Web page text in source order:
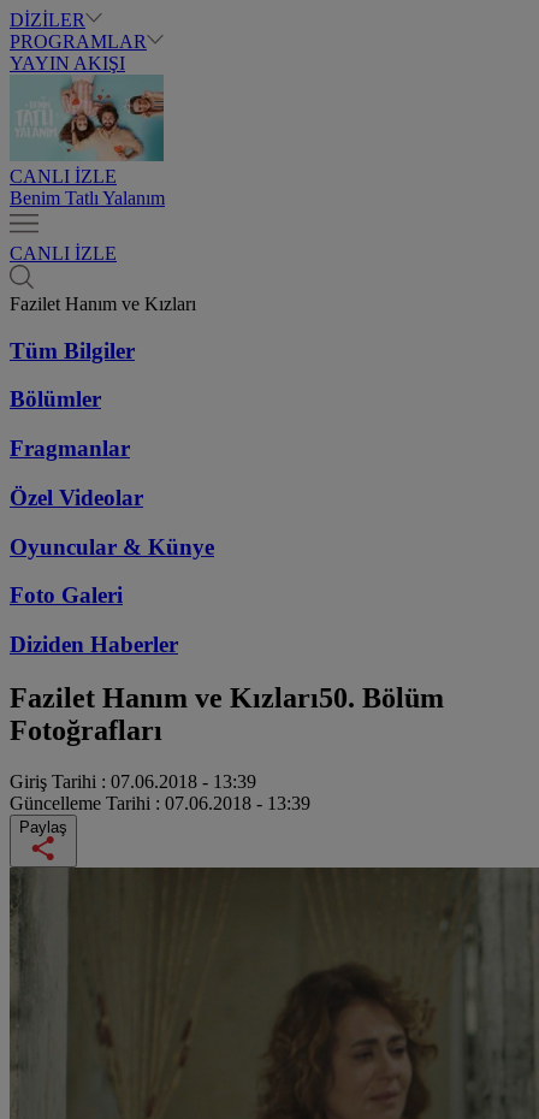
DİZİLER
PROGRAMLAR
YAYIN AKIŞI
CANLI İZLE
Benim Tatlı Yalanım
CANLI İZLE
Fazilet Hanım ve Kızları
Tüm Bilgiler
Bölümler
Fragmanlar
Özel Videolar
Oyuncular & Künye
Foto Galeri
Diziden Haberler
Fazilet Hanım ve Kızları50. Bölüm
Fotoğrafları
Giriş Tarihi : 07.06.2018 - 13:39
Güncelleme Tarihi : 07.06.2018 - 13:39
Paylaş